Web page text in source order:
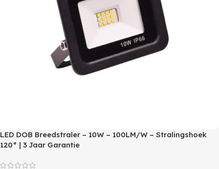
LED DOB Breedstraler – 10W – 100LM/W – Stralingshoek
120° | 3 Jaar Garantie